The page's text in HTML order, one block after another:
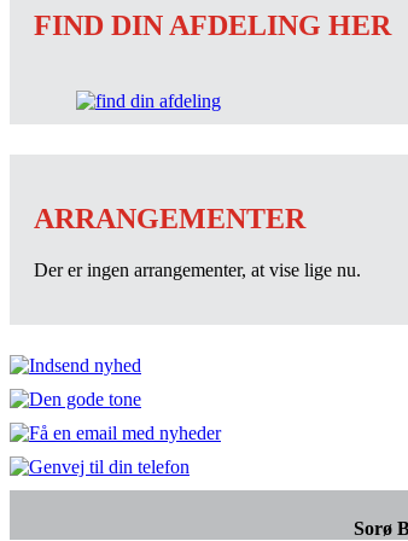
FIND DIN AFDELING HER
ARRANGEMENTER
Der er ingen arrangementer, at vise lige nu.
Sorø